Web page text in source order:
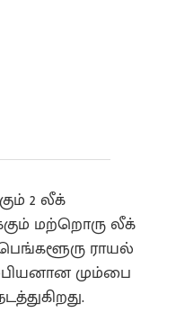
2 லீக்
மற்றொரு லீக்
ராயல்
மும்பை